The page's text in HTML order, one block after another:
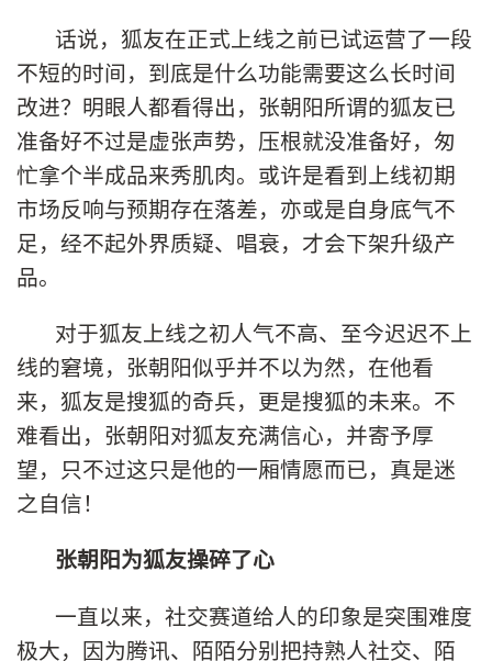
话说，狐友在正式上线之前已试运营了一段
不短的时间，到底是什么功能需要这么长时间
改进？明眼人都看得出，张朝阳所谓的狐友已
准备好不过是虚张声势，压根就没准备好，匆
忙拿个半成品来秀肌肉。或许是看到上线初期
市场反响与预期存在落差，亦或是自身底气不
足，经不起外界质疑、唱衰，才会下架升级产
品。
对于狐友上线之初人气不高、至今迟迟不上
线的窘境，张朝阳似乎并不以为然，在他看
来，狐友是搜狐的奇兵，更是搜狐的未来。不
难看出，张朝阳对狐友充满信心，并寄予厚
望，只不过这只是他的一厢情愿而已，真是迷
之自信！
张朝阳为狐友操碎了心
一直以来，社交赛道给人的印象是突围难度
极大，因为腾讯、陌陌分别把持熟人社交、陌